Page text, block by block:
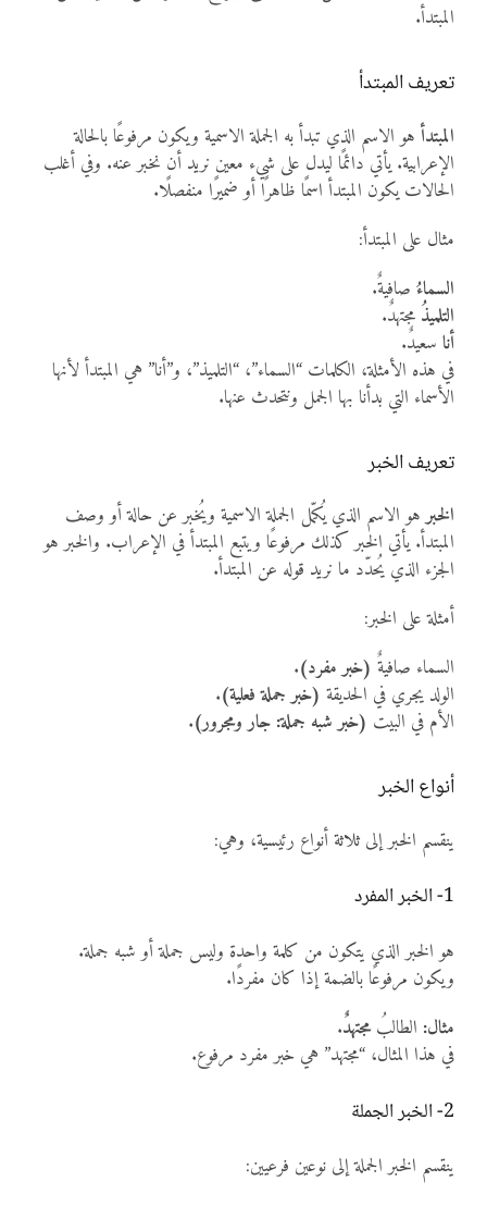
المبتدأ.
تعريف المبتدأ
المبتدأهو الاسم الذي تبدأ به الجملة الاسمية ويكون مرفوعًا بالحالة
الإعرابية. يأتي دائمًا ليدل على شيء معين نريد أن نخبر عنه. وفي أغلب
الحالات يكون المبتدأ اسمًا ظاهرًا أو ضميرًا منفصلًا.
مثال على المبتدأ:
السماءُصافيةٌ.
التلميذُ مجتهدٌ.
أناسعيدٌ.
في هذه الأمثلة، الكلمات “السماء”، “التلميذ”، و”أنا” هي المبتدأ لأنها
الأسماء التي بدأنا بها الجمل ونتحدث عنها.
تعريف الخبر
الخبرهو الاسم الذي يُكمّل الجملة الاسمية ويُخبر عن حالة أو وصف
المبتدأ. يأتي الخبر كذلك مرفوعًا ويتبع المبتدأ في الإعراب. والخبر هو
الجزء الذي يُحدّد ما نريد قوله عن المبتدأ.
أمثلة على الخبر:
السماء صافيةٌ (خبر مفرد).
الولد يجري في الحديقة (خبر جملة فعلية).
الأم في البيت (خبر شبه جملة: جار ومجرور).
أنواع الخبر
ينقسم الخبر إلى ثلاثة أنواع رئيسية، وهي:
1- الخبر المفرد
هو الخبر الذي يتكون من كلمة واحدة وليس جملة أو شبه جملة.
ويكون مرفوعًا بالضمة إذا كان مفردًا.
مثال: الطالبُمجتهدٌ.
في هذا المثال، “مجتهد” هي خبر مفرد مرفوع.
2- الخبر الجملة
ينقسم الخبر الجملة إلى نوعين فرعيين: